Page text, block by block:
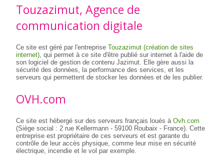
Touzazimut, Agence de
communication digitale
Ce site est géré par l'entrepriseTouzazimut (création de sites
internet), qui permet à ce site d'être publié sur internet à l'aide de
son logiciel de gestion de contenu Jazimut. Elle gère aussi la
sécurité des données, la performance des services, et les
serveurs qui permettent de stocker les données et de les publier.
OVH.com
Ce site est hébergé sur des serveurs français loués àOvh.com
(Siège social : 2 rue Kellermann - 59100 Roubaix - France). Cette
entreprise est propriétaire de ces serveurs et est garante du
contrôle de leur accès physique, comme leur mise en sécurité
électrique, incendie et le vol par exemple.